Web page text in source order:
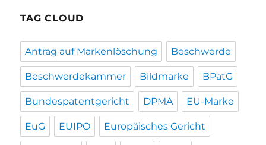
TAG CLOUD
Antrag auf Markenlöschung Beschwerde
Beschwerdekammer Bildmarke BPatG
Bundespatentgericht DPMA EU-Marke
EuG EUIPO Europäisches Gericht